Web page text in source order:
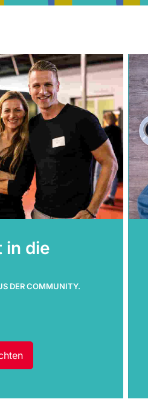
in die
DER COMMUNITY.